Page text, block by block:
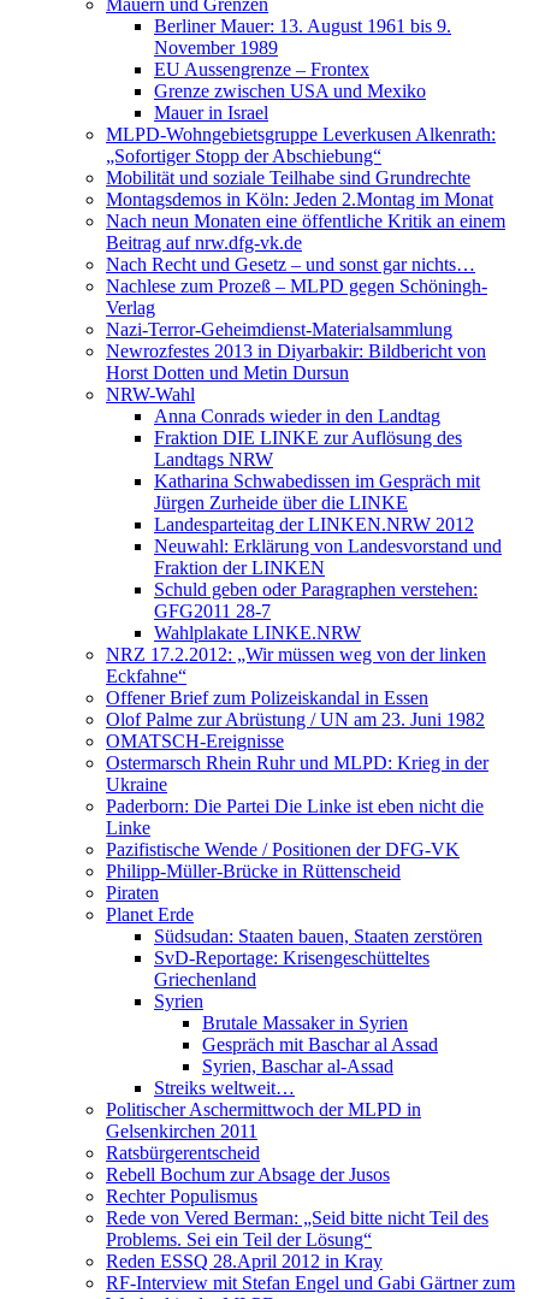
Berliner Mauer: 13. August 1961 bis 9.
November 1989
EU Aussengrenze – Frontex
Grenze zwischen USA und Mexiko
Mauer in Israel
MLPD-Wohngebietsgruppe Leverkusen Alkenrath:
„Sofortiger Stopp der Abschiebung“
Mobilität und soziale Teilhabe sind Grundrechte
Montagsdemos in Köln: Jeden 2.Montag im Monat
Nach neun Monaten eine öffentliche Kritik an einem
Beitrag auf nrw.dfg-vk.de
Nach Recht und Gesetz – und sonst gar nichts…
Nachlese zum Prozeß – MLPD gegen Schöningh-
Verlag
Nazi-Terror-Geheimdienst-Materialsammlung
Newrozfestes 2013 in Diyarbakir: Bildbericht von
Horst Dotten und Metin Dursun
NRW-Wahl
Anna Conrads wieder in den Landtag
Fraktion DIE LINKE zur Auflösung des
Landtags NRW
Katharina Schwabedissen im Gespräch mit
Jürgen Zurheide über die LINKE
Landesparteitag der LINKEN.NRW 2012
Neuwahl: Erklärung von Landesvorstand und
Fraktion der LINKEN
Schuld geben oder Paragraphen verstehen:
GFG2011 28-7
Wahlplakate LINKE.NRW
NRZ 17.2.2012: „Wir müssen weg von der linken
Eckfahne“
Offener Brief zum Polizeiskandal in Essen
Olof Palme zur Abrüstung / UN am 23. Juni 1982
OMATSCH-Ereignisse
Ostermarsch Rhein Ruhr und MLPD: Krieg in der
Ukraine
Paderborn: Die Partei Die Linke ist eben nicht die
Linke
Pazifistische Wende / Positionen der DFG-VK
Philipp-Müller-Brücke in Rüttenscheid
Piraten
Planet Erde
Südsudan: Staaten bauen, Staaten zerstören
SvD-Reportage: Krisengeschütteltes
Griechenland
Syrien
Brutale Massaker in Syrien
Gespräch mit Baschar al Assad
Syrien, Baschar al-Assad
Streiks weltweit…
Politischer Aschermittwoch der MLPD in
Gelsenkirchen 2011
Ratsbürgerentscheid
Rebell Bochum zur Absage der Jusos
Rechter Populismus
Rede von Vered Berman: „Seid bitte nicht Teil des
Problems. Sei ein Teil der Lösung“
Reden ESSQ 28.April 2012 in Kray
RF-Interview mit Stefan Engel und Gabi Gärtner zum